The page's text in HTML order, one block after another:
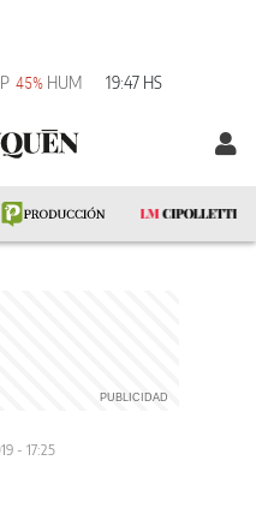
45% HUM 19:47 HS
- 17:25